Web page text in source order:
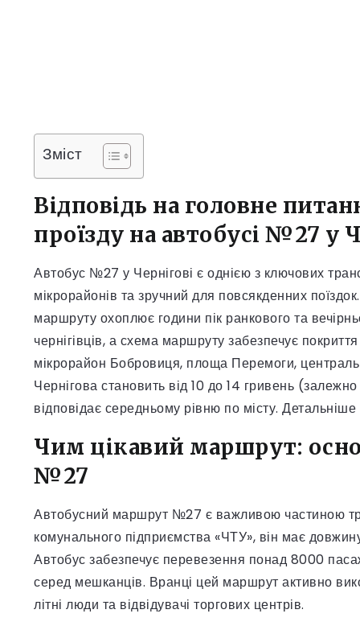
Зміст
Відповідь на головне
проїзду на автобусі №27 у
Автобус №27 у Чернігові є однією з ключових
мікрорайонів та зручний для повсякденних
маршруту охоплює години пік ранкового та
чернігівців, а схема маршруту забезпечує
мікрорайон Бобровиця, площа Перемоги,
Чернігова становить від 10 до 14 гривень
відповідає середньому рівню по місту.
Чим цікавий маршрут:
№27
Автобусний маршрут №27 є важливою частиною
комунального підприємства «ЧТУ», він має
Автобус забезпечує перевезення понад 8000
серед мешканців. Вранці цей маршрут активно
літні люди та відвідувачі торгових центрів.